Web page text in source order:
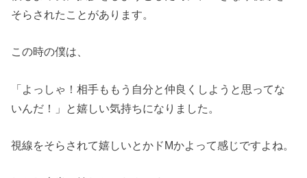
そらされたことがあります。
この時の僕は、
「よっしゃ！相手ももう自分と仲良くしようと思ってな
いんだ！」と嬉しい気持ちになりました。
視線をそらされて嬉しいとかドMかよって感じですよね。